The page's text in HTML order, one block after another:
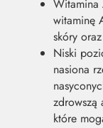
Witamina
witaminę
skóry
Niski
nasiona
zdrowszą
które